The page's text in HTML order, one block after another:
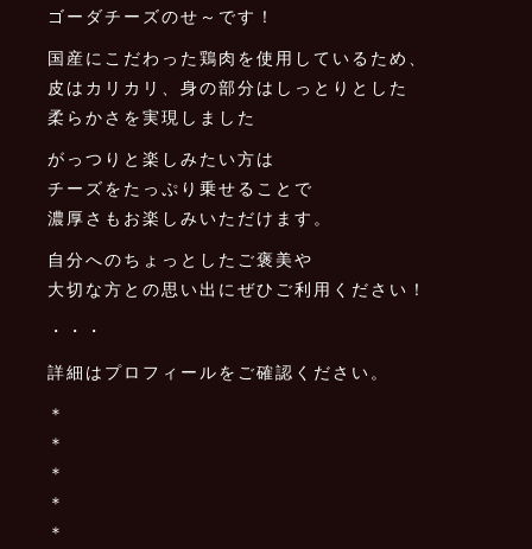
ゴーダチーズのせ～です！
国産にこだわった鶏肉を使用しているため、
皮はカリカリ、身の部分はしっとりとした
柔らかさを実現しました
がっつりと楽しみたい方は
チーズをたっぷり乗せることで
濃厚さもお楽しみいただけます。
自分へのちょっとしたご褒美や
大切な方との思い出にぜひご利用ください！
・・・
詳細はプロフィールをご確認ください。
＊
＊
＊
＊
＊